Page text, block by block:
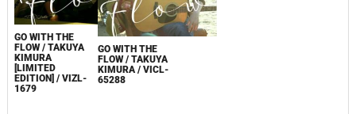
GO WITH THE
FLOW / TAKUYA
KIMURA
[LIMITED
EDITION] / VIZL-
1679
GO WITH THE
FLOW / TAKUYA
KIMURA / VICL-
65288